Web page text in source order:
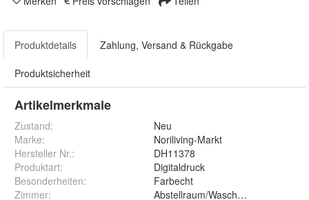
Produktdetails Zahlung, Versand & Rückgabe
Produktsicherheit
Artikelmerkmale
Zustand:
Neu
Marke:
Noriliving-Markt
Hersteller Nr.:
DH11378
Produktart:
Digitaldruck
Besonderheiten:
Farbecht
Zimmer:
Abstellraum/Waschraum